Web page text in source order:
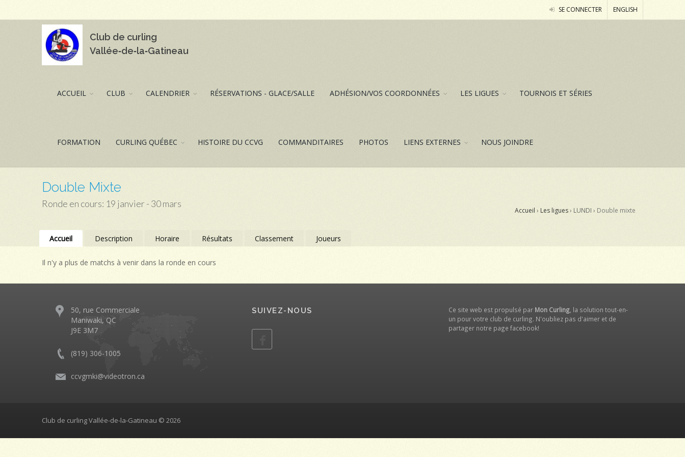
SE CONNECTER ENGLISH
Club de curling
Vallée‑de‑la‑Gatineau
ACCUEIL CLUB CALENDRIER RÉSERVATIONS - GLACE/SALLE ADHÉSION/VOS COORDONNÉES LES LIGUES TOURNOIS ET SÉRIES
FORMATION CURLING QUÉBEC HISTOIRE DU CCVG COMMANDITAIRES PHOTOS LIENS EXTERNES NOUS JOINDRE
Double Mixte
Ronde en cours: 19 janvier - 30 mars
Accueil › Les ligues› LUNDI › Double mixte
Accueil Description Horaire Résultats Classement Joueurs
Il n'y a plus de matchs à venir dans la ronde en cours
50, rue Commerciale
Maniwaki, QC
J9E 3M7
(819) 306-1005
ccvgmki@videotron.ca
SUIVEZ-NOUS Ce site web est propulsé par Mon Curling, la solution tout-en-
un pour votre club de curling. N'oubliez pas d'aimer et de
partager notre page facebook!
Club de curling Vallée-de-la-Gatineau © 2026